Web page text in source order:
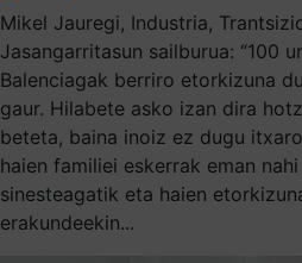
Mikel Jauregi, Industria,
Jasangarritasun sailburua: “100
Balenciagak berriro etorkizuna
gaur. Hilabete asko izan dira
beteta, baina inoiz ez dugu
haien familiei eskerrak eman
sinesteagatik eta haien
erakundeekin...